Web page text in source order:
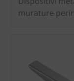
murature